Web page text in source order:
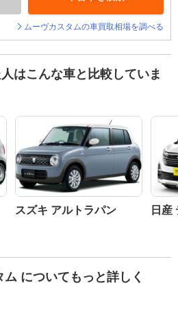
ムーヴカスタムの車買取相場を調べる
はこんな車と比較していま
スズキ アルトラパン 日産
についてもっと詳しく